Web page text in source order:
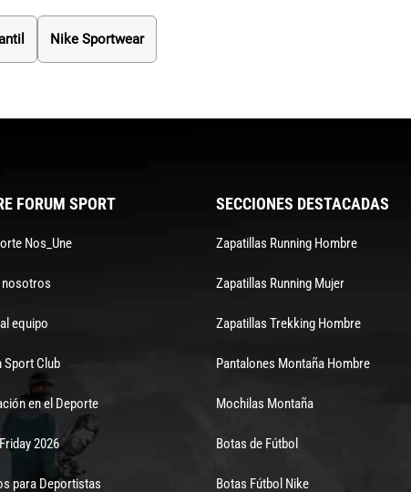
Nike Sportwear
FORUM SPORT
Nos_Une
equipo
Sport Club
en el Deporte
2026
para Deportistas
SECCIONES DESTACADAS
Zapatillas Running Hombre
Zapatillas Running Mujer
Zapatillas Trekking Hombre
Pantalones Montaña Hombre
Mochilas Montaña
Botas de Fútbol
Botas Fútbol Nike